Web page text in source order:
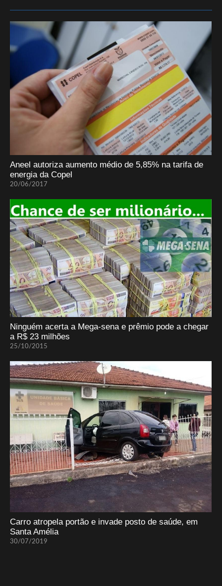
Aneel autoriza aumento médio de 5,85% na tarifa de
energia da Copel
20/06/2017
Ninguém acerta a Mega-sena e prêmio pode a chegar
a R$ 23 milhões
25/10/2015
Carro atropela portão e invade posto de saúde, em
Santa Amélia
30/07/2019